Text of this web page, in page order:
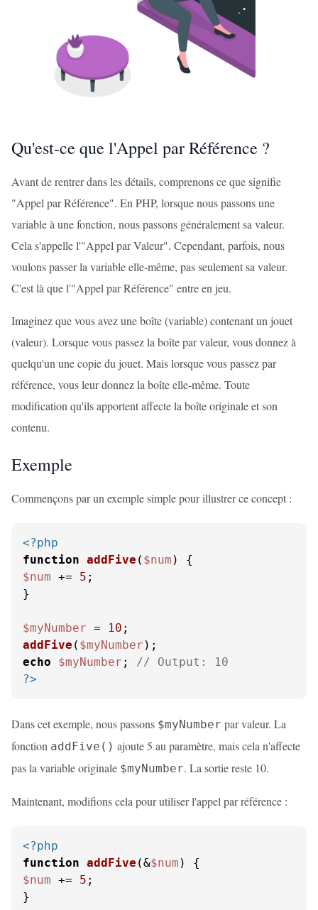
Qu'est-ce que l'Appel par Référence ?
Avant de rentrer dans les détails, comprenons ce que signifie
"Appel par Référence". En PHP, lorsque nous passons une
variable à une fonction, nous passons généralement sa valeur.
Cela s'appelle l'"Appel par Valeur". Cependant, parfois, nous
voulons passer la variable elle-même, pas seulement sa valeur.
C'est là que l'"Appel par Référence" entre en jeu.
Imaginez que vous avez une boîte (variable) contenant un jouet
(valeur). Lorsque vous passez la boîte par valeur, vous donnez à
quelqu'un une copie du jouet. Mais lorsque vous passez par
référence, vous leur donnez la boîte elle-même. Toute
modification qu'ils apportent affecte la boîte originale et son
contenu.
Exemple
Commençons par un exemple simple pour illustrer ce concept :
<?php
function addFive ( $num )
$num += 5 ;
}
$myNumber = 10
addFive ( $myNumber
echo
$myNumber ; // Output: 10
?>
Dans cet exemple, nous passons $myNumber par valeur. La
fonction addFive() ajoute 5 au paramètre, mais cela n'affecte
pas la variable originale $myNumber. La sortie reste 10.
Maintenant, modifions cela pour utiliser l'appel par référence :
<?php
function addFive (&$num )
$num += 5 ;
}